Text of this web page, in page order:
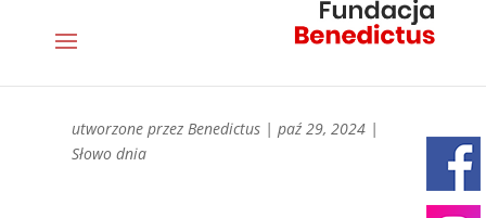
utworzone przez Benedictus| paź 29, 2024|
Słowo dnia